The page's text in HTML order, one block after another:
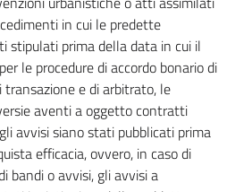
- PRINCIPI COMUNI
in cui le predette
stipulati prima della data in cui il
le procedure di accordo bonario di
e di arbitrato, le
aventi a oggetto contratti
avvisi siano stati pubblicati prima
efficacia, ovvero, in caso di
bandi o avvisi, gli avvisi a